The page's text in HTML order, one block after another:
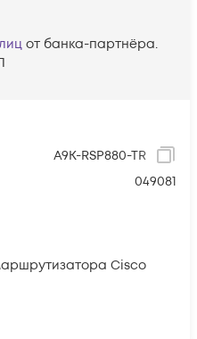
A9K-RSP880-TR
049081
Cisco
от банка-партнёра.